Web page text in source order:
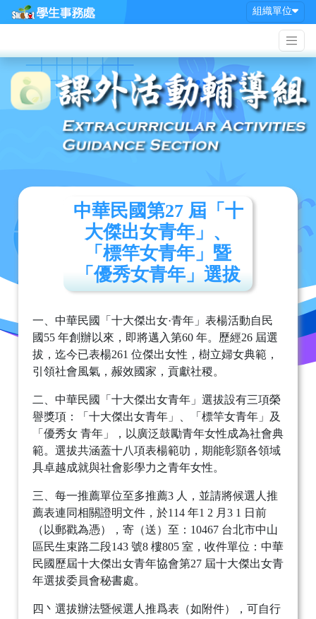
組織單位
中華民國第27 屆「十
大傑出女青年」、
「標竿女青年」暨
「優秀女青年」選拔
一、中華民國「十大傑出女·青年」表楊活動自民
國55 年創辦以來，即將邁入第60 年。歷經26 屆選
拔，迄今已表楊261 位傑出女性，樹立婦女典範，
引領社會風氣，赧效國家，貢獻社稷。
二、中華民國「十大傑出女青年」選拔設有三項榮
譽獎項：「十大傑出女青年」、「標竿女青年」及
「優秀女 青年」，以廣泛鼓勵青年女性成為社會典
範。選拔共涵蓋十八項表楊範叻，期能彰顥各領域
具卓越成就與社會影學力之青年女性。
三、每一推薦單位至多推薦3 人，並請將候選人推
薦表連同相關證明文件，於114 年1 2 月3 1 日前
（以郵戳為憑），寄（送）至：10467 台北市中山
區民生束路二段143 號8 樓805 室，收件單位：中華
民國歷屆十大傑出女青年協會第27 屆十大傑出女青
年選拔委員會秘書處。
四丶選拔辦法暨候選人推爲表（如附件），可自行